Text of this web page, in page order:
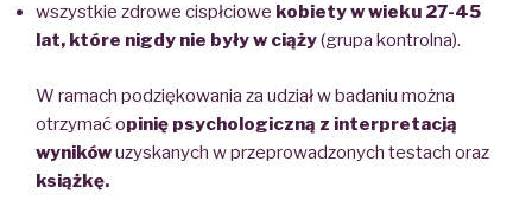
wszystkie zdrowe cispłciowe kobiety w wieku 27-45
lat, które nigdy nie były w ciąży(grupa kontrolna).
W ramach podziękowania za udział w badaniu można
otrzymać opinię psychologiczną z interpretacją
wynikówuzyskanych w przeprowadzonych testach oraz
książkę.